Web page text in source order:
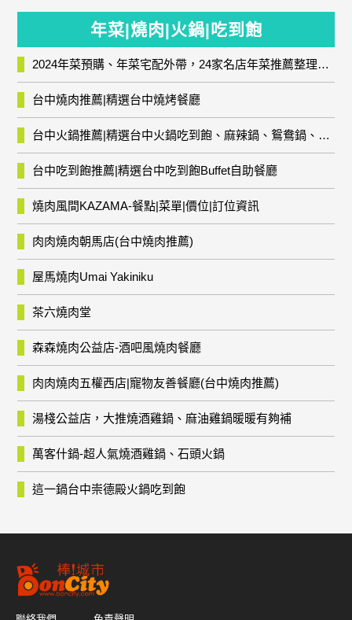
年菜|燒肉|火鍋|吃到飽
2024年菜預購、年菜宅配外帶，24家名店年菜推薦整理，圍爐輕鬆上菜團圓趣
台中燒肉推薦|精選台中燒烤餐廳
台中火鍋推薦|精選台中火鍋吃到飽、麻辣鍋、鴛鴦鍋、石頭火鍋、酸菜白肉鍋、海鮮鍋、燒酒雞、麻油雞、壽喜燒等熱門人氣火鍋店!
台中吃到飽推薦|精選台中吃到飽Buffet自助餐廳
燒肉風間KAZAMA-餐點|菜單|價位|訂位資訊
肉肉燒肉朝馬店(台中燒肉推薦)
屋馬燒肉Umai Yakiniku
茶六燒肉堂
森森燒肉公益店-酒吧風燒肉餐廳
肉肉燒肉五權西店|寵物友善餐廳(台中燒肉推薦)
湯棧公益店，大推燒酒雞鍋、麻油雞鍋暖暖有夠補
萬客什鍋-超人氣燒酒雞鍋、石頭火鍋
這一鍋台中崇德殿火鍋吃到飽